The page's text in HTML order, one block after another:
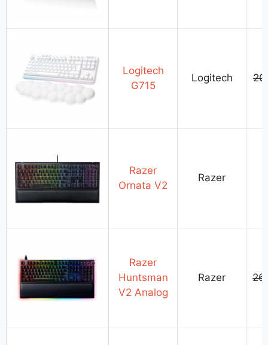
Logitech
G715
Logitech
Razer
Ornata V2
Razer
Razer
Huntsman
V2 Analog
Razer